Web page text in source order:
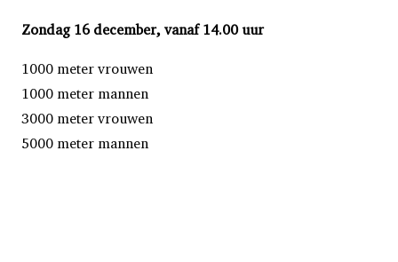
Zondag 16 december, vanaf 14.00 uur
1000 meter vrouwen
1000 meter mannen
3000 meter vrouwen
5000 meter mannen